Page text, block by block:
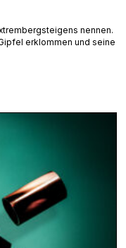
nennen.
erklommen und seine